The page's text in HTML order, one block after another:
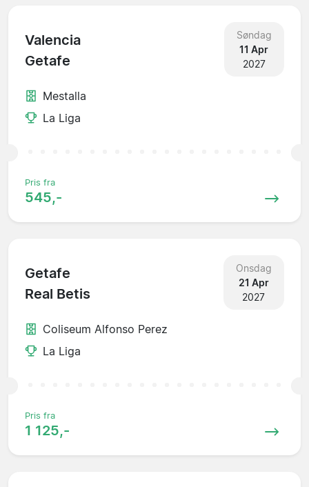
Valencia
Getafe
Søndag
11 Apr
2027
Mestalla
La Liga
Pris fra
545,-
Getafe
Real Betis
Onsdag
21 Apr
2027
Coliseum Alfonso Perez
La Liga
Pris fra
1 125,-